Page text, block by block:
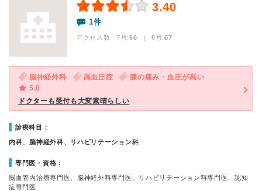
3.40
1件
アクセス数 7月:66 | 6月:67
脳神経外科 高血圧症
膝の痛み・血圧が高い
5.0
ドクターも受付も大変素晴らしい
診療科目：
内科、脳神経外科、リハビリテーション科
専門医・資格：
脳血管内治療専門医、脳神経外科専門医、リハビリテーション科専門医、認知
症専門医